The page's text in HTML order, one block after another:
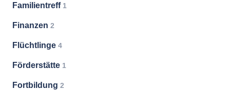
Familientreff 1
Finanzen 2
Flüchtlinge 4
Förderstätte 1
Fortbildung 2